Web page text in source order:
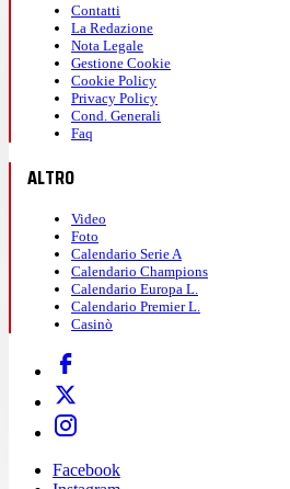
Contatti
La Redazione
Nota Legale
Gestione Cookie
Cookie Policy
Privacy Policy
Cond. Generali
Faq
ALTRO
Video
Foto
Calendario Serie A
Calendario Champions
Calendario Europa L.
Calendario Premier L.
Casinò
Facebook